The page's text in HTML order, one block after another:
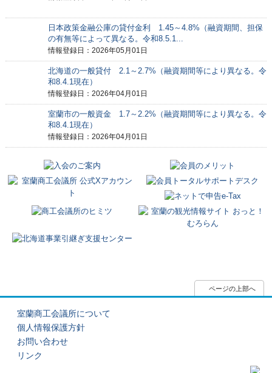
日本政策金融公庫の貸付金利 1.45～4.8%（融資期間、担保
の有無等によって異なる。令和8.5.1...
情報登録日：2026年05月01日
北海道の一般貸付 2.1～2.7%（融資期間等により異なる。令
和8.4.1現在）
情報登録日：2026年04月01日
室蘭市の一般資金 1.7～2.2%（融資期間等により異なる。令
和8.4.1現在）
情報登録日：2026年04月01日
ページの上部へ
室蘭商工会議所について
個人情報保護方針
お問い合わせ
リンク